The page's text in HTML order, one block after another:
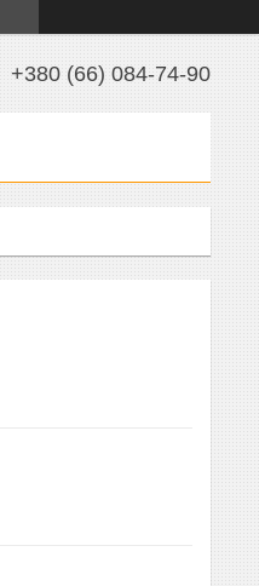
+380 (66) 084-74-90